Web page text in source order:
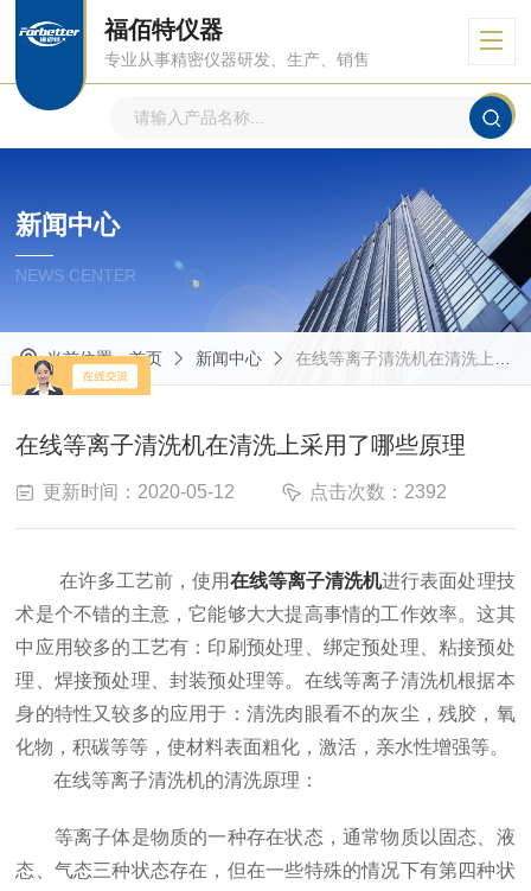
福佰特仪器
专业从事精密仪器研发、生产、销售
新闻中心
NEWS CENTER
当前位置：首页 新闻中心 在线等离子清洗机在清洗上采用了哪些原理
在线等离子清洗机在清洗上采用了哪些原理
更新时间：2020-05-12 点击次数：2392
在许多工艺前，使用在线等离子清洗机进行表面处理技
术是个不错的主意，它能够大大提高事情的工作效率。这其
中应用较多的工艺有：印刷预处理、绑定预处理、粘接预处
理、焊接预处理、封装预处理等。在线等离子清洗机根据本
身的特性又较多的应用于：清洗肉眼看不的灰尘，残胶，氧
化物，积碳等等，使材料表面粗化，激活，亲水性增强等。
在线等离子清洗机的清洗原理：
等离子体是物质的一种存在状态，通常物质以固态、液
态、气态三种状态存在，但在一些特殊的情况下有第四种状